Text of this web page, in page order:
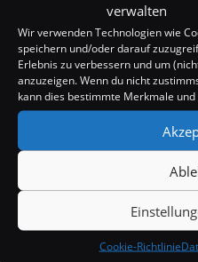
verwalten
Wir verwenden Technologien wie
speichern und/oder darauf
Erlebnis zu verbessern und um
anzuzeigen. Wenn du nicht
kann dies bestimmte Merkmale
Cookie-Richtlinie
Verschwörungstheorien:
Warum sie gar keine
8. Juni 2020